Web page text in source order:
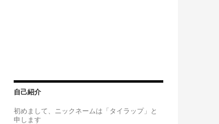
自己紹介
初めまして、ニックネームは「タイラップ」と
申します